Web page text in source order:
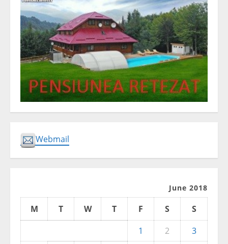
Webmail
June 2018
M T W T F S
S
1
2
3